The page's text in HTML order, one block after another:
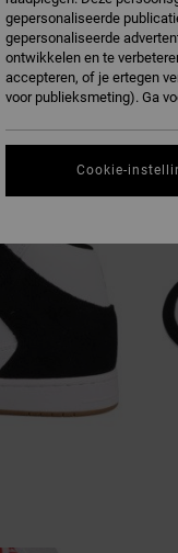
gepersonaliseerde
gepersonaliseerde
ontwikkelen en te
accepteren, of je ertegen
voor publieksmeting). Ga
Cookie-